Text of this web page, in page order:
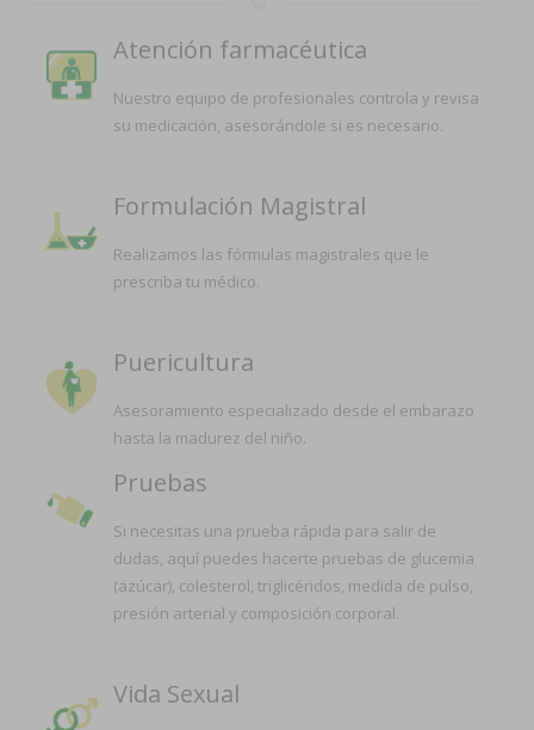
Atención farmacéutica
Nuestro equipo de profesionales controla y revisa
su medicación, asesorándole si es necesario.
Formulación Magistral
Realizamos las fórmulas magistrales que le
prescriba tu médico.
Puericultura
Asesoramiento especializado desde el embarazo
hasta la madurez del niño.
Pruebas
Si necesitas una prueba rápida para salir de
dudas, aquí puedes hacerte pruebas de glucemia
(azúcar), colesterol, triglicéridos, medida de pulso,
presión arterial y composición corporal.
Vida Sexual